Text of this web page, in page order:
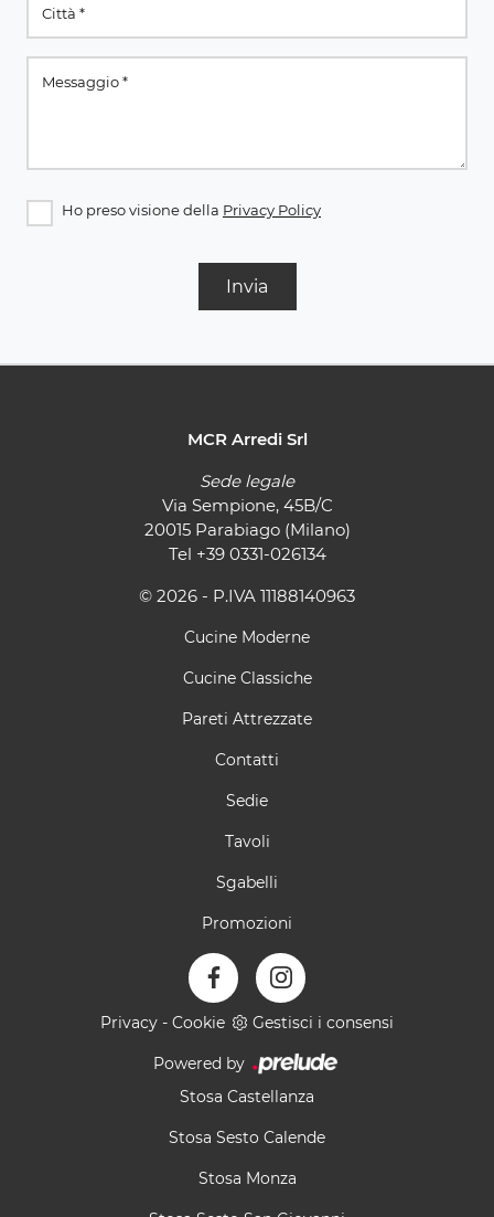
Ho preso visione della Privacy Policy
Invia
MCR Arredi Srl
Sede legale
Via Sempione, 45B/C
20015 Parabiago (Milano)
Tel +39 0331-026134
© 2026 - P.IVA 11188140963
Cucine Moderne
Cucine Classiche
Pareti Attrezzate
Contatti
Sedie
Tavoli
Sgabelli
Promozioni
Privacy - Cookie Gestisci i consensi
Powered by
Stosa Castellanza
Stosa Sesto Calende
Stosa Monza